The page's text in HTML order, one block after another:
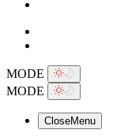
MODE
MODE
CloseMenu